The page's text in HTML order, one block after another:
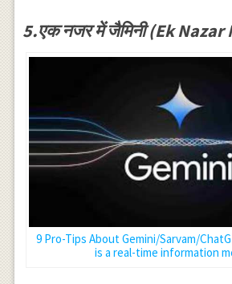
5.एक नजर में जैमिनी (Ek
9 Pro-Tips About Gemini/Sarvam/
is a real-time information